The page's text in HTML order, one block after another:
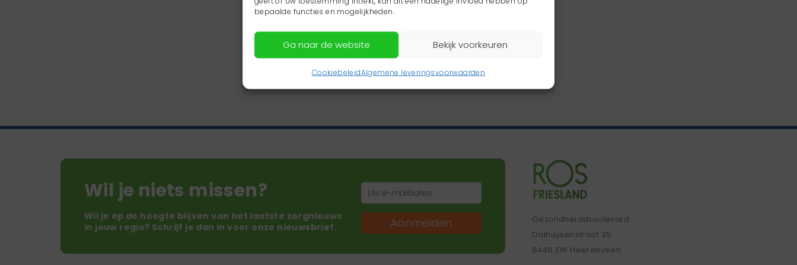
bepaalde functies en mogelijkheden.
Ga naar de website Bekijk voorkeuren
CookiebeleidAlgemene leveringsvoorwaarden
Wil je niets missen?
Wil je op de hoogte blijven van het laatste zorgnieuws
in jouw regio? Schrijf je dan in voor onze nieuwsbrief.
Aanmelden
Gezondheidsboulevard
Dalhuysenstraat 35
8448 EW Heerenveen